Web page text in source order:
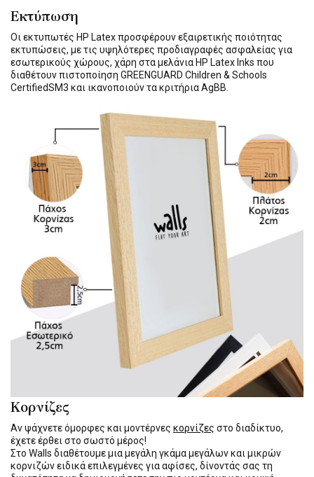
Εκτύπωση
Οι εκτυπωτές HP Latex προσφέρουν εξαιρετικής ποιότητας
εκτυπώσεις, με τις υψηλότερες προδιαγραφές ασφαλείας για
εσωτερικούς χώρους, χάρη στα μελάνια HP Latex Inks που
διαθέτουν πιστοποίηση GREENGUARD Children & Schools
CertifiedSM3 και ικανοποιούν τα κριτήρια AgBB.
Κορνίζες
Αν ψάχνετε όμορφες και μοντέρνες κορνίζες στο διαδίκτυο,
έχετε έρθει στο σωστό μέρος!
Στο Walls διαθέτουμε μια μεγάλη γκάμα μεγάλων και μικρών
κορνιζών ειδικά επιλεγμένες για αφίσες, δίνοντάς σας τη